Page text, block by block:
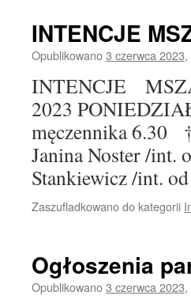
INTENCJE
Opublikowano3 czerwca 2023,
INTENCJE
2023
męczennika 6.30
Janina Noster /int.
Stankiewicz /int.
Zaszufladkowano do kategorii
Ogłoszenia
Opublikowano3 czerwca 2023,